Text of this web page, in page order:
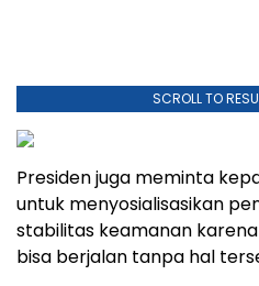
SCROLL TO
Presiden juga meminta
untuk menyosialisasikan
stabilitas keamanan
bisa berjalan tanpa hal